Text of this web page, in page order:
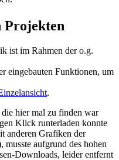
Projekten
ist im Rahmen der o.g.
eingebauten Funktionen, um
.
hier mal zu finden war
Klick runterladen konnte
anderen Grafiken der
aufgrund des hohen
Downloads, leider entfernt